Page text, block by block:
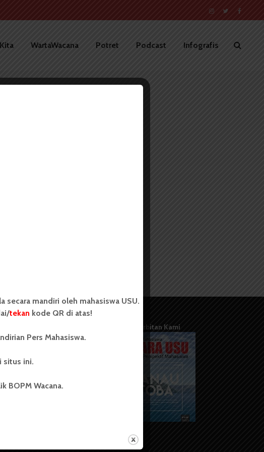
WartaWacana Potret Podcast Infografis
Terbitan Kami
secara mandiri oleh mahasiswa USU.
tekan kode QR di atas!
Pers Mahasiswa.
situs ini.
BOPM Wacana.